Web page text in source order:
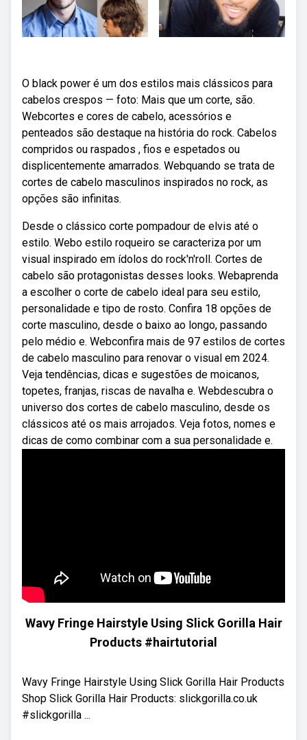
O black power é um dos estilos mais clássicos para
cabelos crespos — foto: Mais que um corte, são.
Webcortes e cores de cabelo, acessórios e
penteados são destaque na história do rock. Cabelos
compridos ou raspados , fios e espetados ou
displicentemente amarrados. Webquando se trata de
cortes de cabelo masculinos inspirados no rock, as
opções são infinitas.
Desde o clássico corte pompadour de elvis até o
estilo. Webo estilo roqueiro se caracteriza por um
visual inspirado em ídolos do rock'n'roll. Cortes de
cabelo são protagonistas desses looks. Webaprenda
a escolher o corte de cabelo ideal para seu estilo,
personalidade e tipo de rosto. Confira 18 opções de
corte masculino, desde o baixo ao longo, passando
pelo médio e. Webconfira mais de 97 estilos de cortes
de cabelo masculino para renovar o visual em 2024.
Veja tendências, dicas e sugestões de moicanos,
topetes, franjas, riscas de navalha e. Webdescubra o
universo dos cortes de cabelo masculino, desde os
clássicos até os mais arrojados. Veja fotos, nomes e
dicas de como combinar com a sua personalidade e.
Wavy Fringe Hairstyle Using Slick Gorilla Hair
Products #hairtutorial
Wavy Fringe Hairstyle Using Slick Gorilla Hair Products
Shop Slick Gorilla Hair Products: slickgorilla.co.uk
#slickgorilla ...